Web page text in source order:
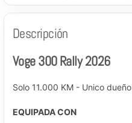
Descripción
Voge 300 Rally 2026
Solo 11.000 KM - Unico dueño
EQUIPADA CON